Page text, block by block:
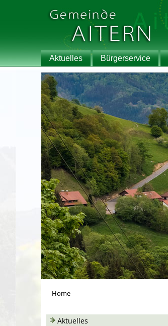
Aktuelles Bürgerservice
Home
Aktuelles